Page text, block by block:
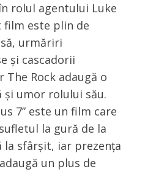
rolul agentului Luke
film este plin de
urmăriri
și cascadorii
Rock adaugă o
și umor rolului său.
7” este un film care
la gură de la
la sfârșit, iar prezența
un plus de